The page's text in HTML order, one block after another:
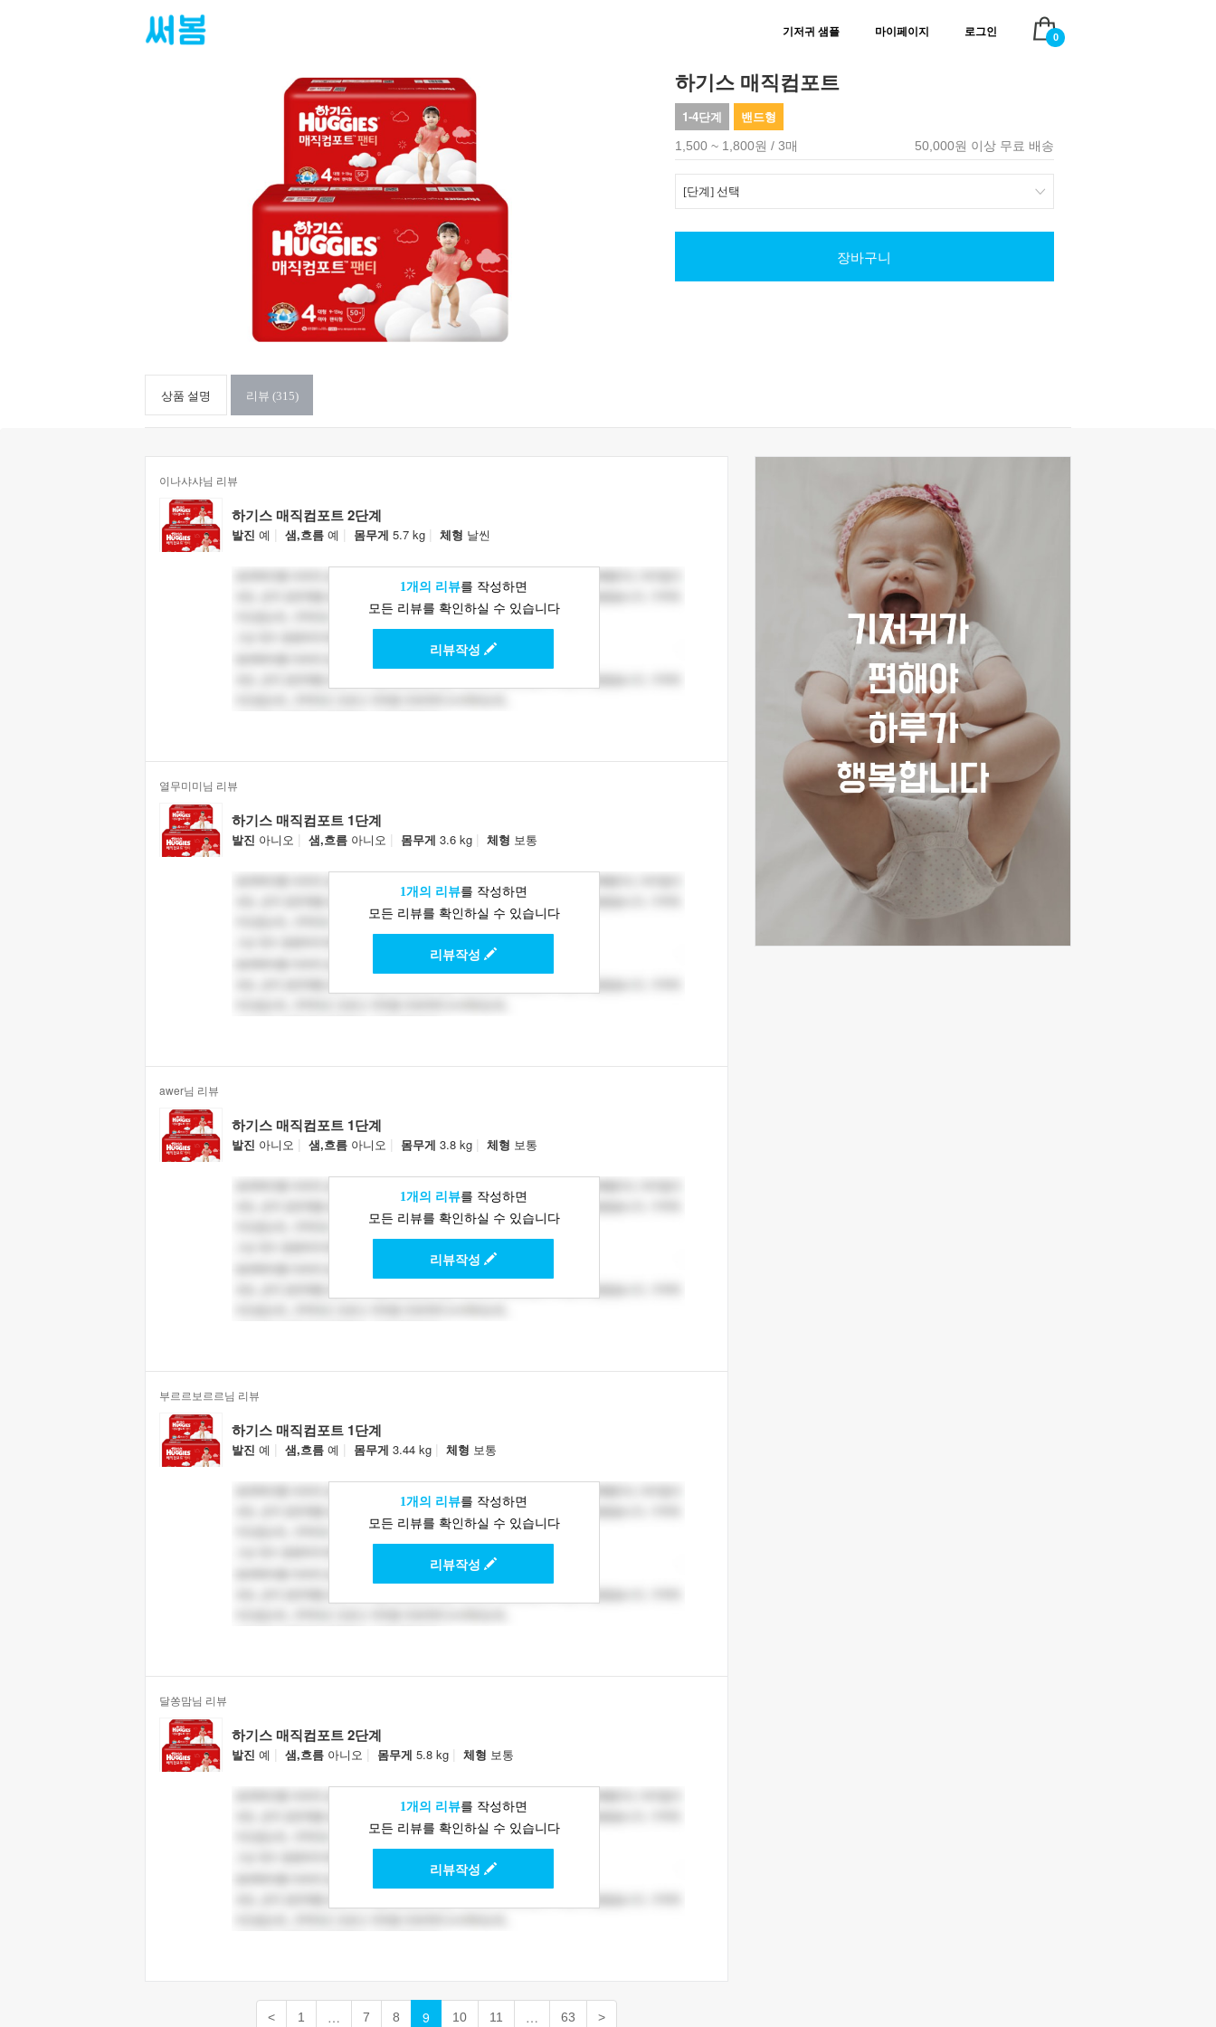
기저귀 샘플 마이페이지 로그인 0
하기스 매직컴포트
1-4단계 밴드형
1,500 ~ 1,800원 / 3매 50,000원 이상 무료 배송
장바구니
상품 설명 리뷰 (315)
이나샤샤님 리뷰
하기스 매직컴포트 2단계
발진 예 | 샘,흐름 예 | 몸무게 5.7 kg | 체형 날씬
1개의 리뷰를 작성하면
모든 리뷰를 확인하실 수 있습니다
리뷰작성
열무미미님 리뷰
하기스 매직컴포트 1단계
발진 아니오 | 샘,흐름 아니오 | 몸무게 3.6 kg | 체형 보통
1개의 리뷰를 작성하면
모든 리뷰를 확인하실 수 있습니다
리뷰작성
awer님 리뷰
하기스 매직컴포트 1단계
발진 아니오 | 샘,흐름 아니오 | 몸무게 3.8 kg | 체형 보통
1개의 리뷰를 작성하면
모든 리뷰를 확인하실 수 있습니다
리뷰작성
부르르보르르님 리뷰
하기스 매직컴포트 1단계
발진 예 | 샘,흐름 예 | 몸무게 3.44 kg | 체형 보통
1개의 리뷰를 작성하면
모든 리뷰를 확인하실 수 있습니다
리뷰작성
달쏭맘님 리뷰
하기스 매직컴포트 2단계
발진 예 | 샘,흐름 아니오 | 몸무게 5.8 kg | 체형 보통
1개의 리뷰를 작성하면
모든 리뷰를 확인하실 수 있습니다
리뷰작성
< 1 … 7 8 9 10 11 … 63 >